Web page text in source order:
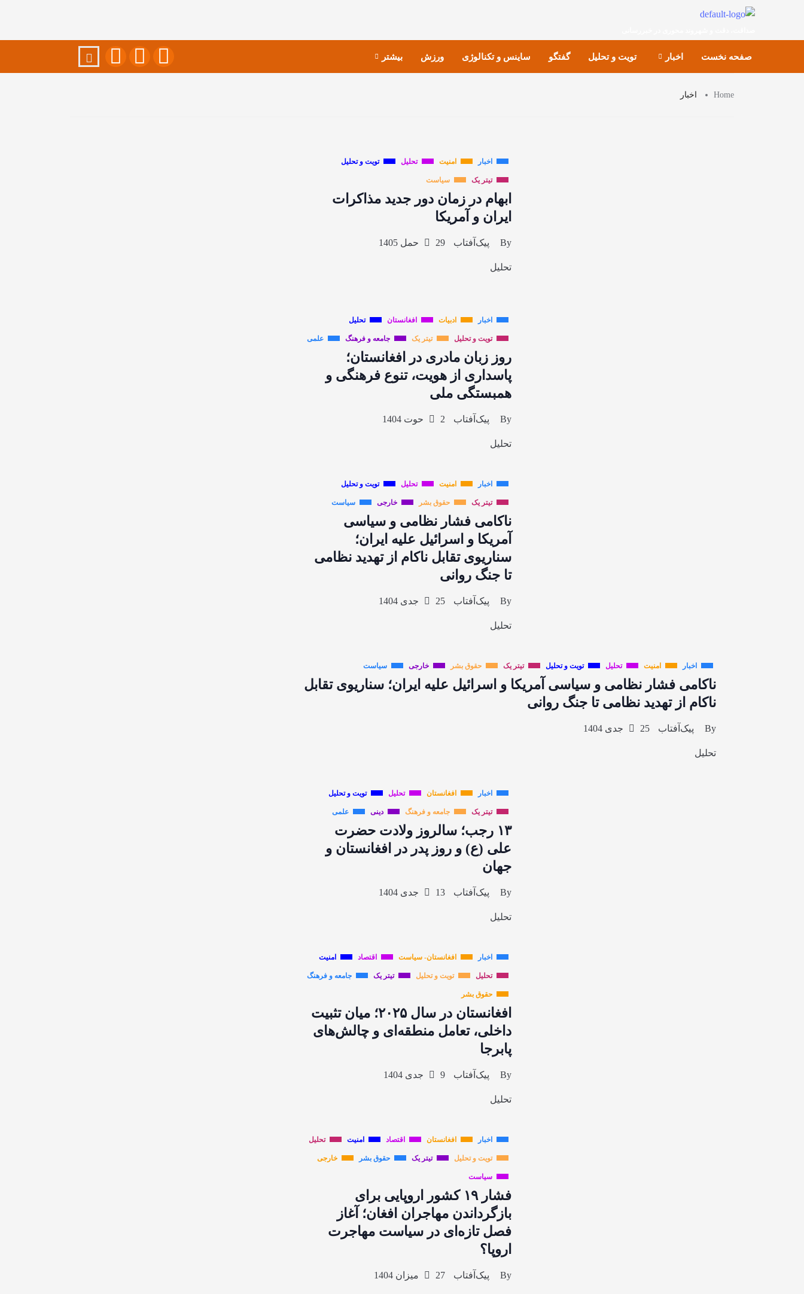
صفحه نخست اخبار تویت و تحلیل گفتگو ساینس و تکنالوژی ورزش بیشتر
Home اخبار
اخبار امنیت تحلیل تویت و تحلیل
تیتر یک سیاست
ابهام در زمان دور جدید مذاکرات
ایران و آمریکا
By پیک‌آفتاب 29 حمل 1405
تحلیل
اخبار ادبیات افغانستان تحلیل
تویت و تحلیل تیتر یک جامعه و فرهنگ علمی
روز زبان مادری در افغانستان؛
پاسداری از هویت، تنوع فرهنگی و
همبستگی ملی
By پیک‌آفتاب 2 حوت 1404
تحلیل
اخبار امنیت تحلیل تویت و تحلیل
تیتر یک حقوق بشر خارجی سیاست
ناکامی فشار نظامی و سیاسی
آمریکا و اسرائیل علیه ایران؛
سناریوی تقابل ناکام از تهدید نظامی
تا جنگ روانی
By پیک‌آفتاب 25 جدی 1404
تحلیل
اخبار امنیت تحلیل تویت و تحلیل تیتر یک حقوق بشر خارجی سیاست
ناکامی فشار نظامی و سیاسی آمریکا و اسرائیل علیه ایران؛ سناریوی تقابل
ناکام از تهدید نظامی تا جنگ روانی
By پیک‌آفتاب 25 جدی 1404
تحلیل
اخبار افغانستان تحلیل تویت و تحلیل
تیتر یک جامعه و فرهنگ دینی علمی
۱۳ رجب؛ سالروز ولادت حضرت
علی (ع) و روز پدر در افغانستان و
جهان
By پیک‌آفتاب 13 جدی 1404
تحلیل
اخبار افغانستان- سیاست اقتصاد امنیت
تحلیل تویت و تحلیل تیتر یک جامعه و فرهنگ
حقوق بشر
افغانستان در سال ۲۰۲۵؛ میان تثبیت
داخلی، تعامل منطقه‌ای و چالش‌های
پابرجا
By پیک‌آفتاب 9 جدی 1404
تحلیل
اخبار افغانستان اقتصاد امنیت تحلیل
تویت و تحلیل تیتر یک حقوق بشر خارجی
سیاست
فشار ۱۹ کشور اروپایی برای
بازگرداندن مهاجران افغان؛ آغاز
فصل تازه‌ای در سیاست مهاجرت
اروپا؟
By پیک‌آفتاب 27 میزان 1404